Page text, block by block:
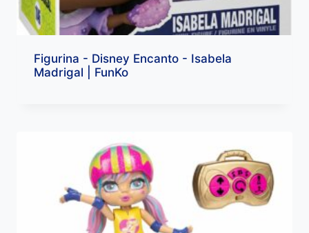
Figurina - Disney Encanto - Isabela
Madrigal | FunKo